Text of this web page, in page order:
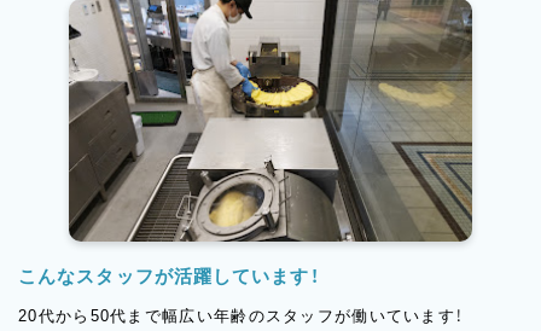
こんなスタッフが活躍しています！
20代から50代まで幅広い年齢のスタッフが働いています！